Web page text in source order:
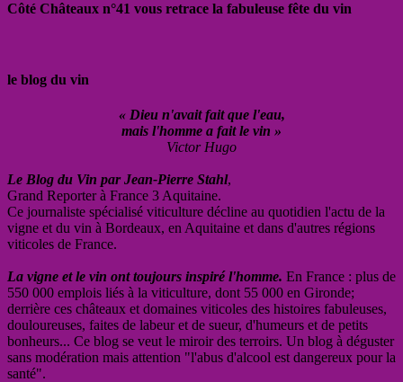
Côté Châteaux n°41 vous retrace la fabuleuse fête du vin
le blog du vin
« Dieu n'avait fait que l'eau,
mais l'homme a fait le vin »
Victor Hugo
Le Blog du Vin par Jean-Pierre Stahl,
Grand Reporter à France 3 Aquitaine.
Ce journaliste spécialisé viticulture décline au quotidien l'actu de la
vigne et du vin à Bordeaux, en Aquitaine et dans d'autres régions
viticoles de France.
La vigne et le vin ont toujours inspiré l'homme. En France : plus de
550 000 emplois liés à la viticulture, dont 55 000 en Gironde;
derrière ces châteaux et domaines viticoles des histoires fabuleuses,
douloureuses, faites de labeur et de sueur, d'humeurs et de petits
bonheurs... Ce blog se veut le miroir des terroirs. Un blog à déguster
sans modération mais attention "l'abus d'alcool est dangereux pour la
santé".